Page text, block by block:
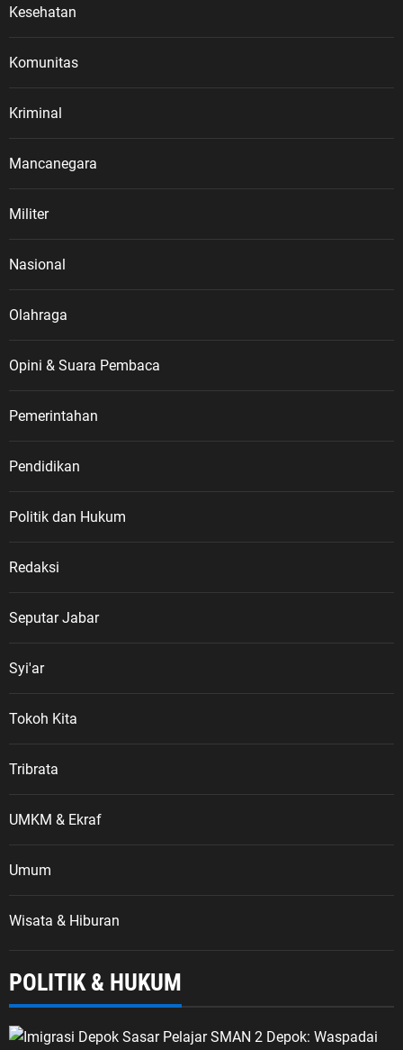
Kesehatan
Komunitas
Kriminal
Mancanegara
Militer
Nasional
Olahraga
Opini & Suara Pembaca
Pemerintahan
Pendidikan
Politik dan Hukum
Redaksi
Seputar Jabar
Syi'ar
Tokoh Kita
Tribrata
UMKM & Ekraf
Umum
Wisata & Hiburan
POLITIK & HUKUM